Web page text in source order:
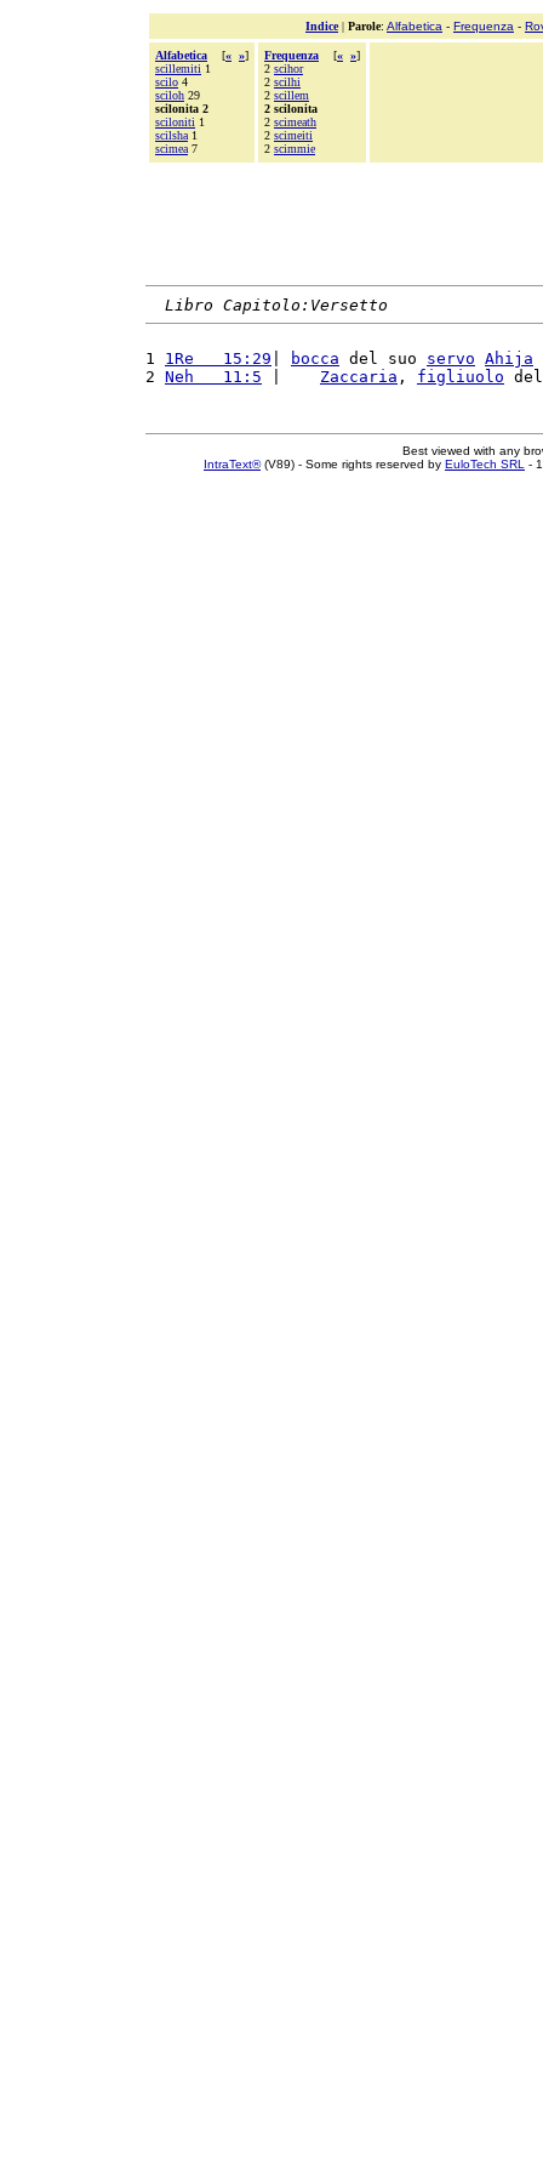
Indice| Parole: Alfabetica - Frequenza -
Alfabetica [« »]
scillemiti 1
scilo 4
sciloh 29
scilonita 2
sciloniti 1
scilsha 1
scimea 7
Frequenza [« »]
2 scihor
2 scilhi
2 scillem
2 scilonita
2 scimeath
2 scimeiti
2 scimmie
Libro Capitolo:Versetto
1 1Re   15:29 bocca del suo servo Ahija
2 Neh   11:5 Zaccaria , figliuolo
Best viewed with any
IntraText®(V89) - Some rights reserved by EuloTech SRL -